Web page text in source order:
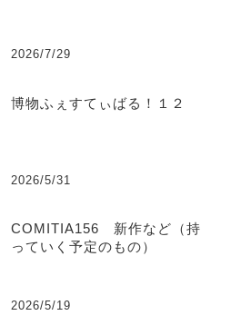
2026/7/29
博物ふぇすてぃばる！１２
2026/5/31
COMITIA156 新作など（持
っていく予定のもの）
2026/5/19